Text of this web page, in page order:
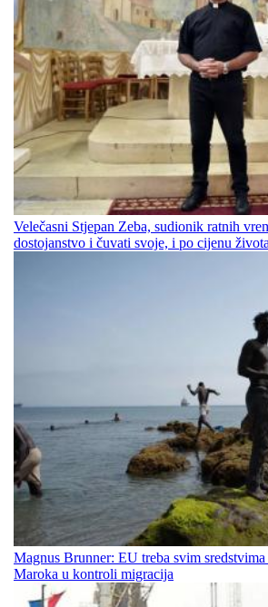
Velečasni Stjepan Zeba, sudionik ratnih
dostojanstvo i čuvati svoje, i po cijenu života
Magnus Brunner: EU treba svim
Maroka u kontroli migracija